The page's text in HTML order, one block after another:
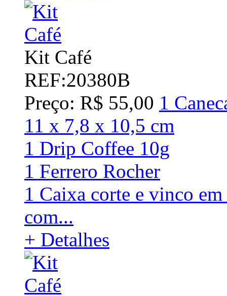
Kit Café
REF:20380B
Preço: R$ 55,00 1
11 x 7,8 x 10,5 cm
1 Drip Coffee 10g
1 Ferrero Rocher
1 Caixa corte e vinco
com...
+ Detalhes